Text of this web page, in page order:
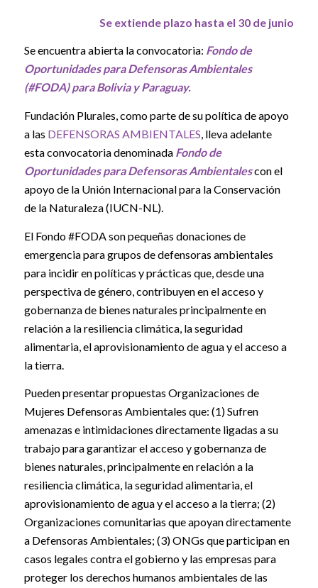
Se extiende plazo hasta el 30 de junio
Se encuentra abierta la convocatoria: Fondo de
Oportunidades para Defensoras Ambientales
(#FODA) para Bolivia y Paraguay.
Fundación Plurales,como parte de su política de apoyo
a las DEFENSORAS AMBIENTALES, lleva adelante
esta convocatoria denominada Fondo de
Oportunidades para Defensoras Ambientalescon el
apoyo de la Unión Internacional para la Conservación
de la Naturaleza (IUCN-NL).
El Fondo #FODA son pequeñas donaciones de
emergencia para grupos de defensoras ambientales
para incidir en políticas y prácticas que, desde una
perspectiva de género, contribuyen en el acceso y
gobernanza de bienes naturales principalmente en
relación a la resiliencia climática, la seguridad
alimentaria, el aprovisionamiento de agua y el acceso a
la tierra.
Pueden presentar propuestas Organizaciones de
Mujeres Defensoras Ambientales que: (1) Sufren
amenazas e intimidaciones directamente ligadas a su
trabajo para garantizar el acceso y gobernanza de
bienes naturales, principalmente en relación a la
resiliencia climática, la seguridad alimentaria, el
aprovisionamiento de agua y el acceso a la tierra; (2)
Organizaciones comunitarias que apoyan directamente
a Defensoras Ambientales; (3) ONGs que participan en
casos legales contra el gobierno y las empresas para
proteger los derechos humanos ambientales de las